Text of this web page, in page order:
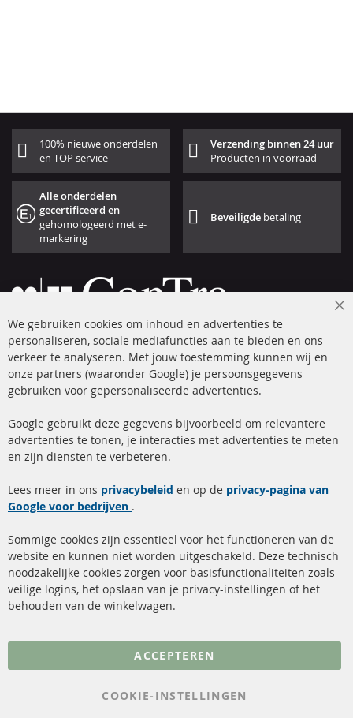
100% nieuwe onderdelen
en TOP service
Verzending binnen 24 uur
Producten in voorraad
Alle onderdelen
gecertificeerd en
gehomologeerd met e-
markering
Beveiligde betaling
+49 (0) 4533 799 00 0
ma-do: 09-17 u, vr Fr 09-16 u
info@contra-automotive.de
facebook
instagram
Snelle links
Roetfilter reiniging
Katalysator (KAT)
sensoren
FAQ
Kundenservice
Verzendingskosten
Contact
Annuleer contract
Gegevensbescherming
We gebruiken cookies om inhoud en advertenties te
personaliseren, sociale mediafuncties aan te bieden en ons
verkeer te analyseren. Met jouw toestemming kunnen wij en
onze partners (waaronder Google) je persoonsgegevens
gebruiken voor gepersonaliseerde advertenties.
Google gebruikt deze gegevens bijvoorbeeld om relevantere
advertenties te tonen, je interacties met advertenties te meten
en zijn diensten te verbeteren.
Lees meer in ons privacybeleid en op de privacy-pagina van
Google voor bedrijven .
Sommige cookies zijn essentieel voor het functioneren van de
website en kunnen niet worden uitgeschakeld. Deze technisch
noodzakelijke cookies zorgen voor basisfunctionaliteiten zoals
veilige logins, het opslaan van je privacy-instellingen of het
behouden van de winkelwagen.
ACCEPTEREN
COOKIE-INSTELLINGEN